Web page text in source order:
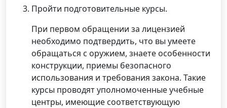
Пройти подготовительные курсы.
При первом обращении за лицензией
необходимо подтвердить, что вы умеете
обращаться с оружием, знаете особенности
конструкции, приемы безопасного
использования и требования закона. Такие
курсы проводят уполномоченные учебные
центры, имеющие соответствующую